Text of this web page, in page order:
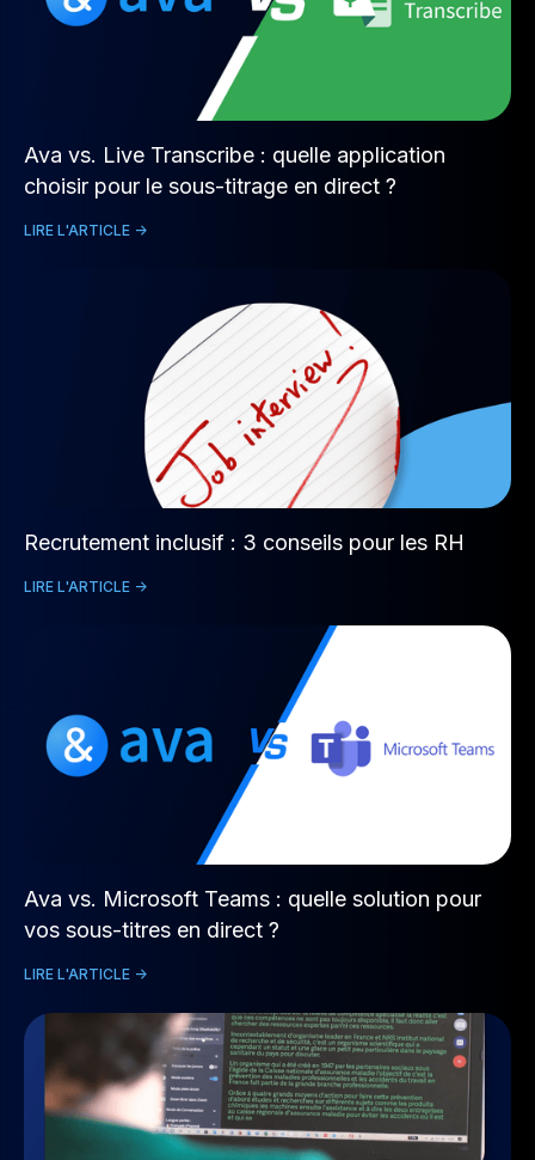
Ava vs. Live Transcribe : quelle application
choisir pour le sous-titrage en direct ?
LIRE L'ARTICLE ->
Recrutement inclusif : 3 conseils pour les RH
LIRE L'ARTICLE ->
Ava vs. Microsoft Teams : quelle solution pour
vos sous-titres en direct ?
LIRE L'ARTICLE ->